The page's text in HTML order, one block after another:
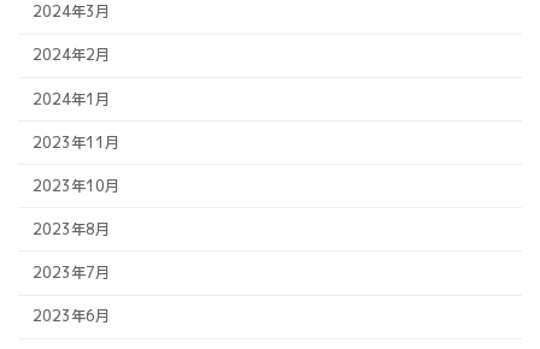
2024年3月
2024年2月
2024年1月
2023年11月
2023年10月
2023年8月
2023年7月
2023年6月